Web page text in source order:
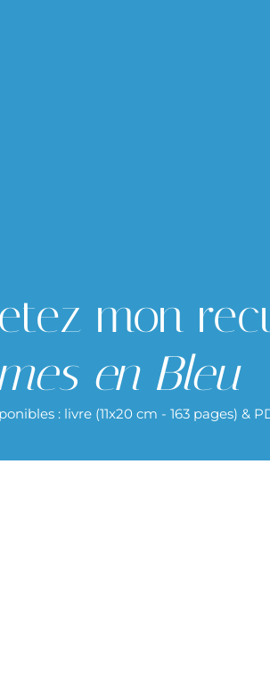
mon
en Bleu
: livre (11x20 cm - 163 pages) &